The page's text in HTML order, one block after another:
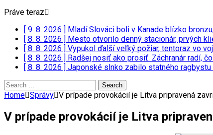
Práve teraz
[ 9. 8. 2026 ] Mladí Slováci boli v Kanade blízko
[ 8. 8. 2026 ] Mesto otvorilo denný stacionár, prvých
[ 8. 8. 2026 ] Vypukol ďalší veľký požiar, tentoraz vo
[ 8. 8. 2026 ] Radšej nosiť ako prosiť. Záchranár radí,
[ 8. 8. 2026 ] Japonské slnko zabilo statného
Search
for:
Home Správy V prípade provokácií je Litva pripravená
V prípade provokácií je Litva